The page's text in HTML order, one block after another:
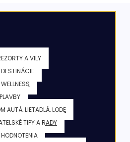
A VILY
AUTÁ, LIETADLÁ, LODE
TIPY A RADY
HODNOTENIA